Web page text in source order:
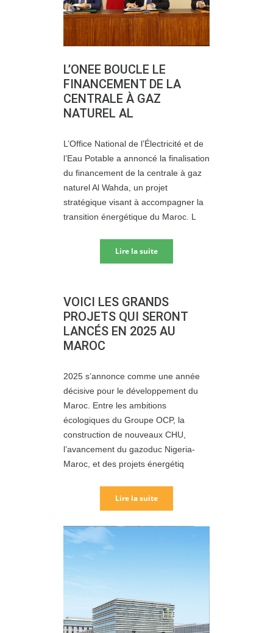
L’ONEE BOUCLE LE
FINANCEMENT DE LA
CENTRALE À GAZ
NATUREL AL
L’Office National de l’Électricité et de
l’Eau Potable a annoncé la finalisation
du financement de la centrale à gaz
naturel Al Wahda, un projet
stratégique visant à accompagner la
transition énergétique du Maroc. L
Lire la suite
VOICI LES GRANDS
PROJETS QUI SERONT
LANCÉS EN 2025 AU
MAROC
2025 s’annonce comme une année
décisive pour le développement du
Maroc. Entre les ambitions
écologiques du Groupe OCP, la
construction de nouveaux CHU,
l’avancement du gazoduc Nigeria-
Maroc, et des projets énergétiq
Lire la suite